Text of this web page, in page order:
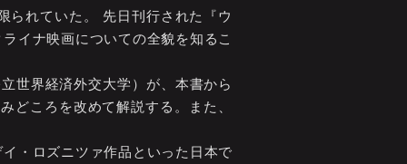
られていた。 先日刊行された『ウ
イナ映画についての全貌を知るこ
世界経済外交大学）が、本書から
どころを改めて解説する。また、
・ロズニツァ作品といった日本で